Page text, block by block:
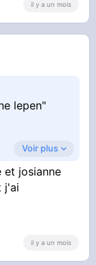
il y a un mois
lepen"
Voir plus
et josianne
j'ai
il y a un mois